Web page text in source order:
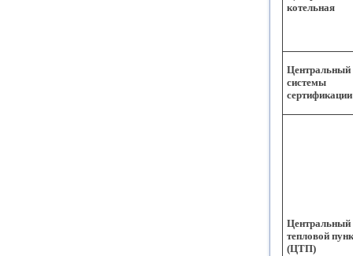
котельная
Центральный
системы
сертификации
Центральный
тепловой
(ЦТП)